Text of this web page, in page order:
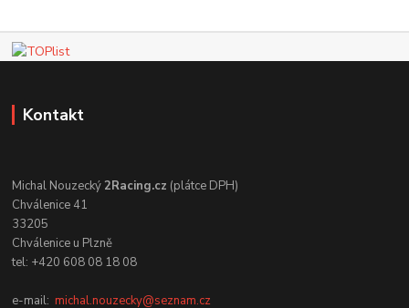
Kontakt
Michal Nouzecký2Racing.cz (plátce DPH)
Chválenice 41
33205
Chválenice u Plzně
tel: +420 608 08 18 08
e-mail:michal.nouzecky@seznam.cz